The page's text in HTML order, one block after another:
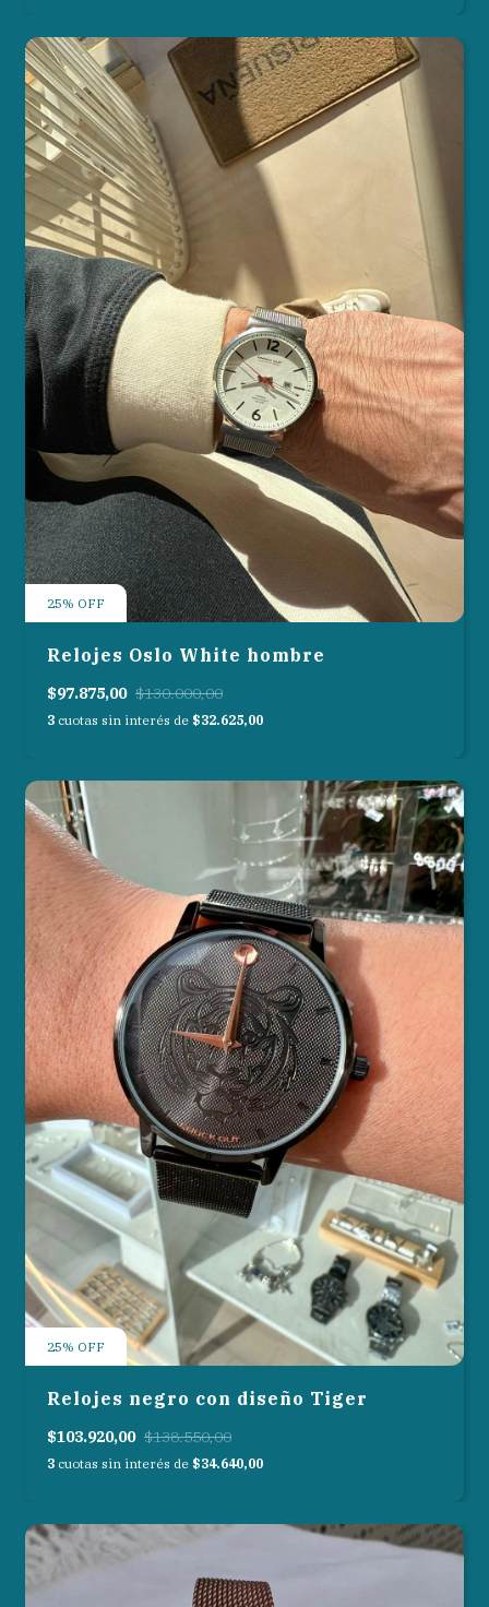
25% OFF
Relojes Oslo White hombre
$97.875,00 $130.000,00
3 cuotas sin interés de $32.625,00
25% OFF
Relojes negro con diseño Tiger
$103.920,00 $138.550,00
3 cuotas sin interés de $34.640,00